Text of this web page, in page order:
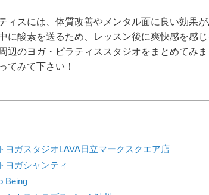
ィスには、体質改善やメンタル面に良い効果
に酸素を送るため、レッスン後に爽快感を感
辺のヨガ・ピラティススタジオをまとめてみ
てみて下さい！
ヨガスタジオLAVA日立マークスクエア店
ヨガシャンティ
Being